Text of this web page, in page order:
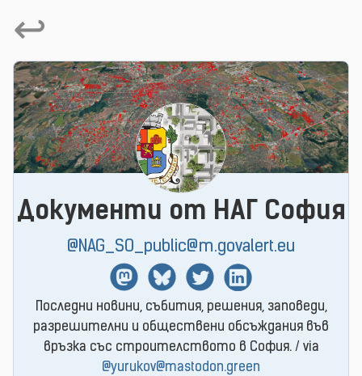
↩
Документи от НАГ София
@NAG_SO_public@m.govalert.eu
MastodonBlueSkyTwitterLinkedin
Последни новини, събития, решения, заповеди,
разрешителни и обществени обсъждания във
връзка със строителството в София. / via
@yurukov@mastodon.green